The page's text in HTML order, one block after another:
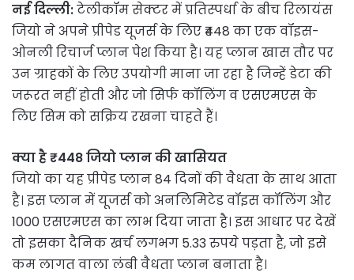
नई दिल्ली:टेलीकॉम सेक्टर में प्रतिस्पर्धा के बीच रिलायंस
जियो ने अपने प्रीपेड यूजर्स के लिए ₹448 का एक वॉइस-
ओनली रिचार्ज प्लान पेश किया है। यह प्लान खास तौर पर
उन ग्राहकों के लिए उपयोगी माना जा रहा है जिन्हें डेटा की
जरूरत नहीं होती और जो सिर्फ कॉलिंग व एसएमएस के
लिए सिम को सक्रिय रखना चाहते हैं।
क्या है ₹448 जियो प्लान की खासियत
जियो का यह प्रीपेड प्लान 84 दिनों की वैधता के साथ आता
है। इस प्लान में यूजर्स को अनलिमिटेड वॉइस कॉलिंग और
1000 एसएमएस का लाभ दिया जाता है। इस आधार पर देखें
तो इसका दैनिक खर्च लगभग 5.33 रुपये पड़ता है, जो इसे
कम लागत वाला लंबी वैधता प्लान बनाता है।